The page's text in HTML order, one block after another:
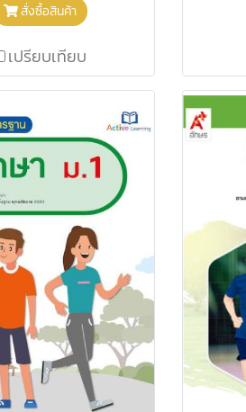
สั่งซื้อสินค้า
เปรียบเทียบ